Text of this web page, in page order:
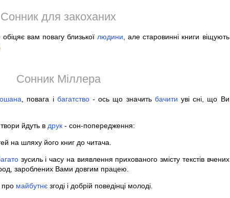
Сонник для закоханих
вам повагу близької людини , але старовинні книги віщують
Сонник Міллера
, повага і багатство- ось що значить бачити уві сні, що Ви
йдуть в друк- сон-попередження:
на шляху його книг до читача.
зусиль і часу на виявлення прихованого змісту текстів вчених
зароблених Вами довгим працею.
про майбутнєзгоді і добрій поведінці молоді.